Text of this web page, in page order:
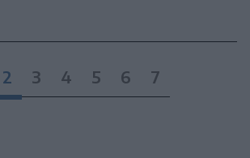
2 3 4 5 6 7